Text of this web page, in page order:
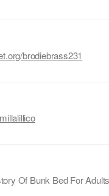
brodiebrass231
Of Bunk Bed For